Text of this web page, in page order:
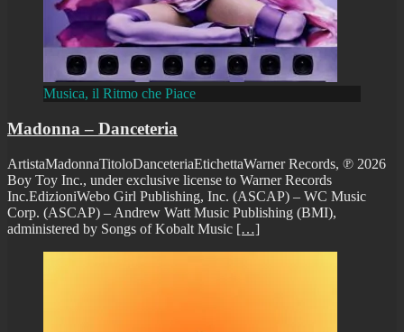
Musica, il Ritmo che Piace
Madonna – Danceteria
ArtistaMadonnaTitoloDanceteriaEtichettaWarner Records, ℗ 2026
Boy Toy Inc., under exclusive license to Warner Records
Inc.EdizioniWebo Girl Publishing, Inc. (ASCAP) – WC Music
Corp. (ASCAP) – Andrew Watt Music Publishing (BMI),
administered by Songs of Kobalt Music […]